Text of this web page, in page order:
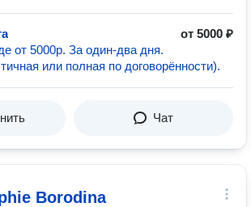
от 5000 ₽
от 5000р. За один-два дня.
или полная по договорённости).
Чат
Borodina